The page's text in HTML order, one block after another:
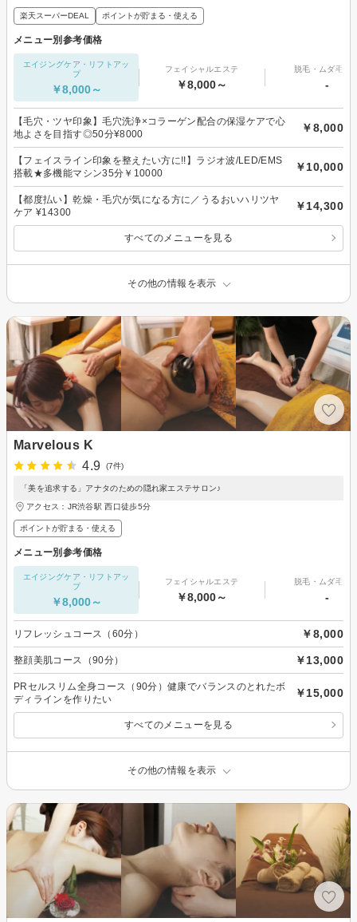
楽天スーパーDEAL ポイントが貯まる・使える
メニュー別参考価格
エイジングケア・リフトアッ
プ
￥8,000～
フェイシャルエステ
￥8,000～
脱毛・ムダ毛処
-
【毛穴・ツヤ印象】毛穴洗浄×コラーゲン配合の保湿ケアで心
地よさを目指す◎50分¥8000
￥8,000
【フェイスライン印象を整えたい方に!!】ラジオ波/LED/EMS
搭載★多機能マシン35分￥10000
￥10,000
【都度払い】乾燥・毛穴が気になる方に／うるおいハリツヤ
ケア ¥14300
￥14,300
すべてのメニューを見る
その他の情報を表示
Marvelous K
4.9
(7件)
「美を追求する」アナタのための隠れ家エステサロン♪
アクセス：JR渋谷駅 西口徒歩5分
ポイントが貯まる・使える
メニュー別参考価格
エイジングケア・リフトアッ
プ
￥8,000～
フェイシャルエステ
￥8,000～
脱毛・ムダ毛処
-
リフレッシュコース（60分） ￥8,000
整顔美肌コース（90分） ￥13,000
PRセルスリム全身コース（90分）健康でバランスのとれたボ
ディラインを作りたい
￥15,000
すべてのメニューを見る
その他の情報を表示